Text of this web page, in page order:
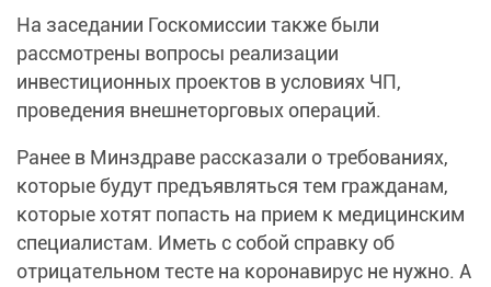
На заседании Госкомиссии также были
рассмотрены вопросы реализации
инвестиционных проектов в условиях ЧП,
проведения внешнеторговых операций.
Ранее в Минздраве рассказали о требованиях,
которые будут предъявляться тем гражданам,
которые хотят попасть на прием к медицинским
специалистам. Иметь с собой справку об
отрицательном тесте на коронавирус не нужно. А